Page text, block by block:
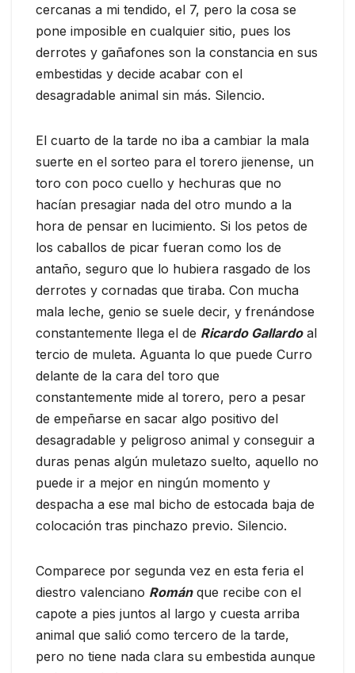
cercanas a mi tendido, el 7, pero la cosa se
pone imposible en cualquier sitio, pues los
derrotes y gañafones son la constancia en sus
embestidas y decide acabar con el
desagradable animal sin más. Silencio.
El cuarto de la tarde no iba a cambiar la mala
suerte en el sorteo para el torero jienense, un
toro con poco cuello y hechuras que no
hacían presagiar nada del otro mundo a la
hora de pensar en lucimiento. Si los petos de
los caballos de picar fueran como los de
antaño, seguro que lo hubiera rasgado de los
derrotes y cornadas que tiraba. Con mucha
mala leche, genio se suele decir, y frenándose
constantemente llega el de Ricardo Gallardoal
tercio de muleta. Aguanta lo que puede Curro
delante de la cara del toro que
constantemente mide al torero, pero a pesar
de empeñarse en sacar algo positivo del
desagradable y peligroso animal y conseguir a
duras penas algún muletazo suelto, aquello no
puede ir a mejor en ningún momento y
despacha a ese mal bicho de estocada baja de
colocación tras pinchazo previo. Silencio.
Comparece por segunda vez en esta feria el
diestro valenciano Románque recibe con el
capote a pies juntos al largo y cuesta arriba
animal que salió como tercero de la tarde,
pero no tiene nada clara su embestida aunque